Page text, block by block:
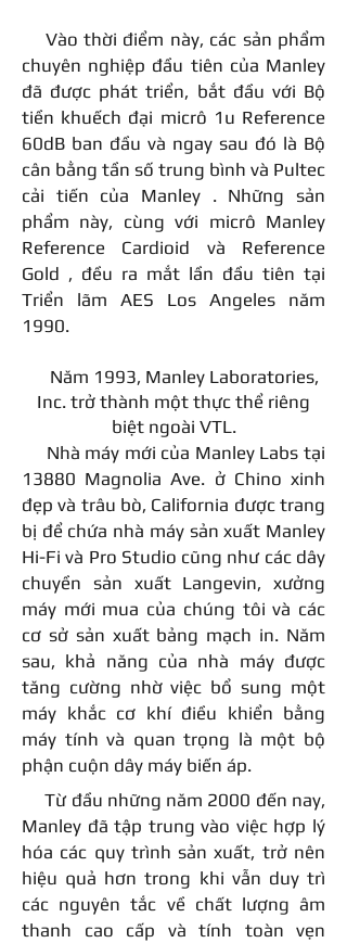
Vào thời điểm này, các sản phẩm
chuyên nghiệp đầu tiên của Manley
đã được phát triển, bắt đầu với Bộ
tiền khuếch đại micrô 1u Reference
60dB ban đầu và ngay sau đó là Bộ
cân bằng tần số trung bình và Pultec
cải tiến của Manley . Những sản
phẩm này, cùng với micrô Manley
Reference Cardioid và Reference
Gold , đều ra mắt lần đầu tiên tại
Triển lãm AES Los Angeles năm
1990.
Năm 1993, Manley Laboratories,
Inc. trở thành một thực thể riêng
biệt ngoài VTL.
Nhà máy mới của Manley Labs tại
13880 Magnolia Ave. ở Chino xinh
đẹp và trâu bò, California được trang
bị để chứa nhà máy sản xuất Manley
Hi-Fi và Pro Studio cũng như các dây
chuyền sản xuất Langevin, xưởng
máy mới mua của chúng tôi và các
cơ sở sản xuất bảng mạch in. Năm
sau, khả năng của nhà máy được
tăng cường nhờ việc bổ sung một
máy khắc cơ khí điều khiển bằng
máy tính và quan trọng là một bộ
phận cuộn dây máy biến áp.
Từ đầu những năm 2000 đến nay,
Manley đã tập trung vào việc hợp lý
hóa các quy trình sản xuất, trở nên
hiệu quả hơn trong khi vẫn duy trì
các nguyên tắc về chất lượng âm
thanh cao cấp và tính toàn vẹn